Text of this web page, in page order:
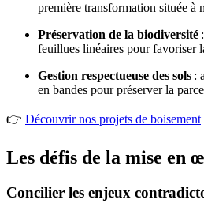
première transformation située à
Préservation de la biodiversité
feuillues linéaires pour favoriser
Gestion respectueuse des sols :
en bandes pour préserver la
👉 Découvrir nos projets de boisement
Les défis de la mise en
Concilier les enjeux